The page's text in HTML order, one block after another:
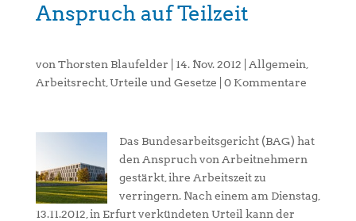
Anspruch auf Teilzeit
von Thorsten Blaufelder 14. Nov. 2012 Allgemein
Arbeitsrecht, Urteile und Gesetze 0 Kommentare
Das Bundesarbeitsgericht (BAG) hat
den Anspruch von Arbeitnehmern
gestärkt, ihre Arbeitszeit zu
verringern. Nach einem am Dienstag,
13.11.2012, in Erfurt verkündeten Urteil kann der